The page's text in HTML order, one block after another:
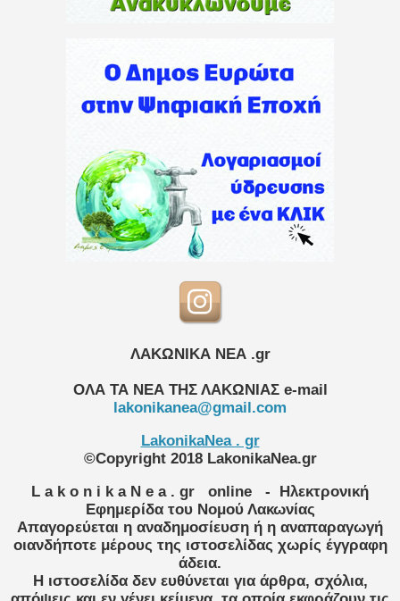
ΛΑΚΩΝΙΚΑ ΝΕΑ .gr
ΟΛΑ ΤΑ ΝΕΑ ΤΗΣ ΛΑΚΩΝΙΑΣ e-mail
lakonikanea@gmail.com
LakonikaNea . gr
©Copyright 2018 LakonikaNea.gr
L a k o n i k a N e a . gr
online
- Ηλεκτρονική
Εφημερίδα του Νομού Λακωνίας
Απαγορεύεται η αναδημοσίευση ή η αναπαραγωγή
οιανδήποτε μέρους της ιστοσελίδας χωρίς έγγραφη
άδεια.
Η ιστοσελίδα δεν ευθύνεται για άρθρα, σχόλια,